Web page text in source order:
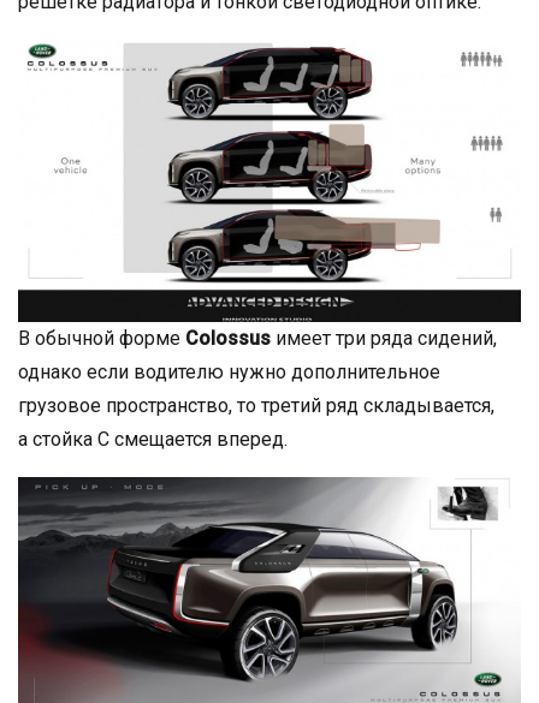
В обычной форме Colossus имеет три ряда сидений,
однако если водителю нужно дополнительное
грузовое пространство, то третий ряд складывается,
а стойка С смещается вперед.